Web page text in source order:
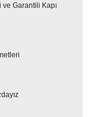
Garantili Kapı